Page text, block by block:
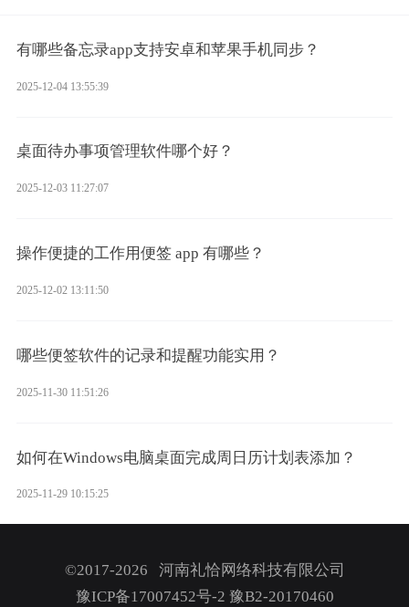
有哪些备忘录app支持安卓和苹果手机同步？
2025-12-04 13:55:39
桌面待办事项管理软件哪个好？
2025-12-03 11:27:07
操作便捷的工作用便签 app 有哪些？
2025-12-02 13:11:50
哪些便签软件的记录和提醒功能实用？
2025-11-30 11:51:26
如何在Windows电脑桌面完成周日历计划表添加？
2025-11-29 10:15:25
©2017-2026 河南礼恰网络科技有限公司
豫ICP备17007452号-2 豫B2-20170460